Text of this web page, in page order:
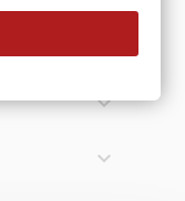

